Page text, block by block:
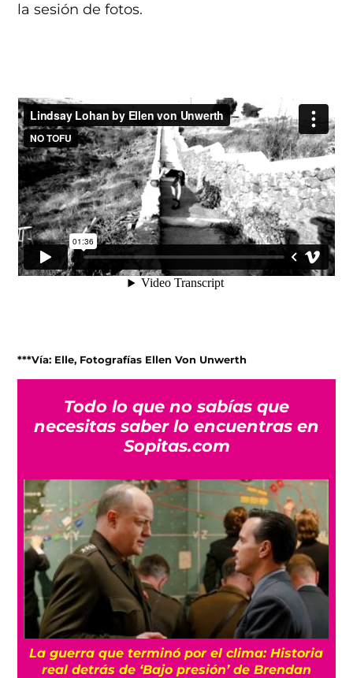
la sesión de fotos.
***Vía: Elle, Fotografías Ellen Von Unwerth
Todo lo que no sabías que
necesitas saber lo encuentras en
Sopitas.com
Conoce a Gelato, el gato que logró volver a
caminar gracias a una silla de ruedas de